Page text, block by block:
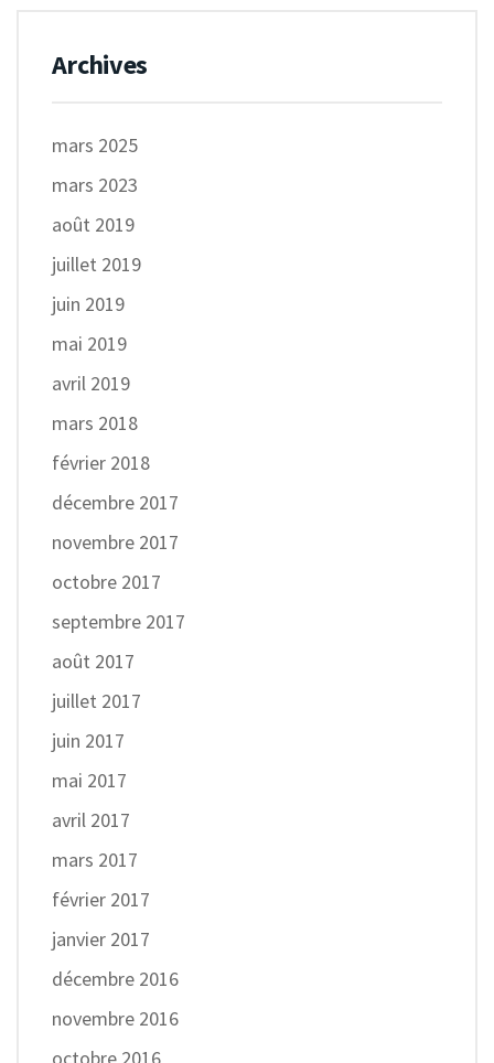
Archives
mars 2025
mars 2023
août 2019
juillet 2019
juin 2019
mai 2019
avril 2019
mars 2018
février 2018
décembre 2017
novembre 2017
octobre 2017
septembre 2017
août 2017
juillet 2017
juin 2017
mai 2017
avril 2017
mars 2017
février 2017
janvier 2017
décembre 2016
novembre 2016